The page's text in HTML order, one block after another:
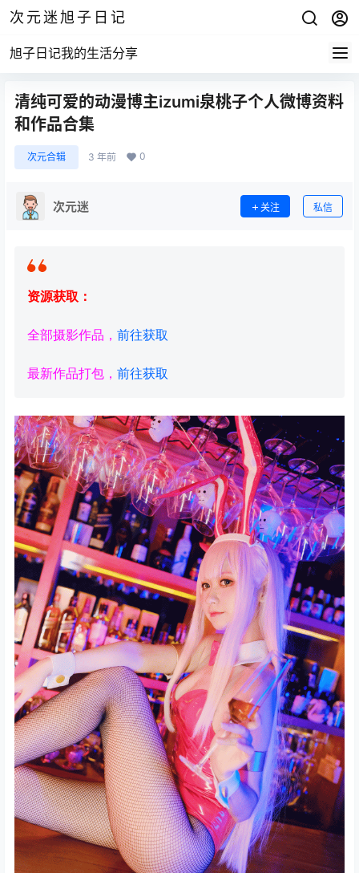
次元迷旭子日记
旭子日记我的生活分享
清纯可爱的动漫博主izumi泉桃子个人微博资料
和作品合集
次元合辑 3 年前 0
次元迷 关注 私信
资源获取：
全部摄影作品， 前往获取
最新作品打包， 前往获取